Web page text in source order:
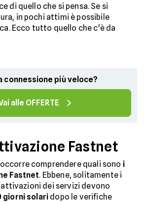
di quello che si pensa. Se si
in pochi attimi è possibile
Ecco tutto quello che c'è da
connessione più veloce?
alle OFFERTE
Fastnet
comprendere quali sono i
Fastnet. Ebbene, solitamente i
dei servizi devono
giorni solari dopo le verifiche